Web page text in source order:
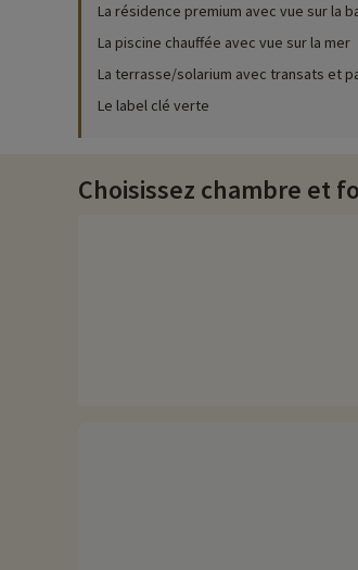
Amusez-vous en famille dans la piscine
Pour un moment de détente, rendez-
Découvrez la région et activités famille
Chez Familytrip nous découvrons
La résidence premium avec vue sur la
La piscine chauffée avec vue sur la mer
La terrasse/solarium avec transats et
Le label clé verte
Choisissez chambre et